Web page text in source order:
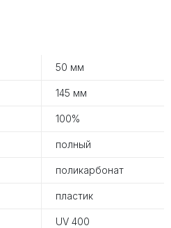
50 мм
145 мм
100%
полный
поликарбонат
пластик
UV 400